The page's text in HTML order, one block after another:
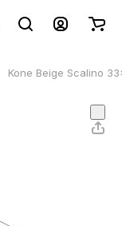
Kone Beige Scalino